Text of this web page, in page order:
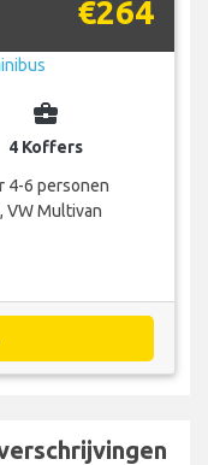
€264
business_center
4 Koffers
4-6 personen
VW Multivan